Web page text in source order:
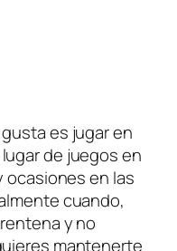
es jugar en
de juegos en
ocasiones en las
cuando,
y no
mantenerte